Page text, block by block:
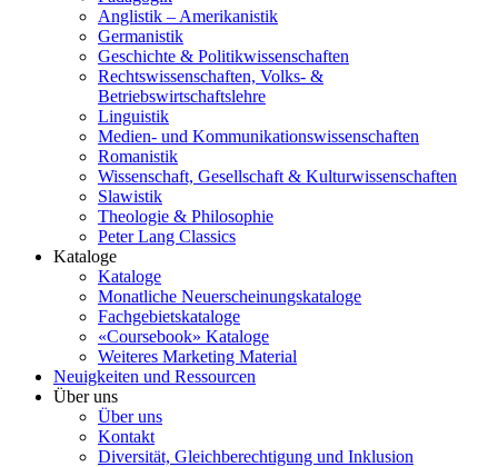
Anglistik – Amerikanistik
Germanistik
Geschichte & Politikwissenschaften
Rechtswissenschaften, Volks- &
Betriebswirtschaftslehre
Linguistik
Medien- und Kommunikationswissenschaften
Romanistik
Wissenschaft, Gesellschaft & Kulturwissenschaften
Slawistik
Theologie & Philosophie
Peter Lang Classics
Kataloge
Kataloge
Monatliche Neuerscheinungskataloge
Fachgebietskataloge
«Coursebook» Kataloge
Weiteres Marketing Material
Neuigkeiten und Ressourcen
Über uns
Über uns
Kontakt
Diversität, Gleichberechtigung und Inklusion